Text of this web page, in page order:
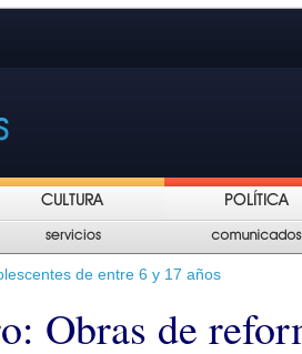
de entre 6 y 17 años
Obras de